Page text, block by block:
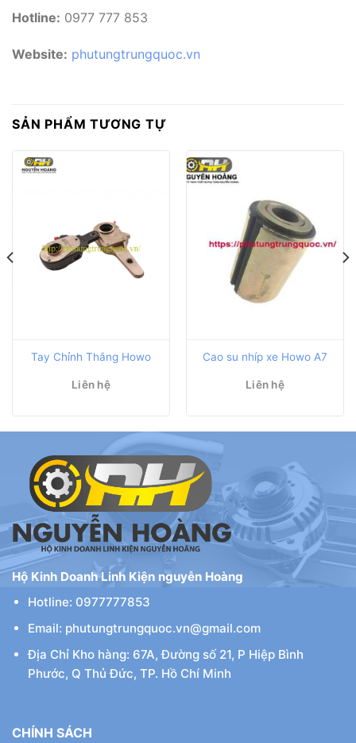
Hotline: 0977 777 853
Website: phutungtrungquoc.vn
SẢN PHẨM TƯƠNG TỰ
Tay Chỉnh Thắng Howo
Liên hệ
Cao su nhíp xe Howo A7
Liên hệ
Hộ Kinh Doanh Linh Kiện nguyễn Hoàng
Hotline: 0977777853
Email: phutungtrungquoc.vn@gmail.com
Địa Chỉ Kho hàng: 67A, Đường số 21, P Hiệp Bình
Phước, Q Thủ Đức, TP. Hồ Chí Minh
CHÍNH SÁCH